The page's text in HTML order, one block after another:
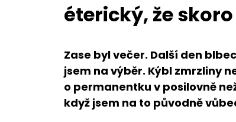
éterický, že
Zase byl večer. Další den
jsem na výběr. Kýbl zmrzliny
o permanentku v posilovně
když jsem na to původně